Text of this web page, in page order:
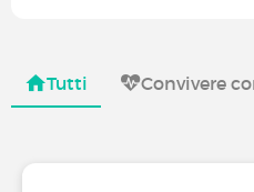
Tutti Convivere